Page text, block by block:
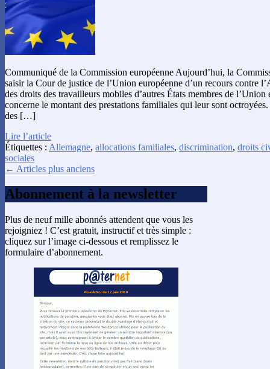
Communiqué de la Commission européenne Aujourd’hui, la
saisir la Cour de justice de l’Union européenne d’un recours contre
des droits des travailleurs mobiles d’autres États membres de l’Union
concerne le montant des prestations familiales qui leur sont
des […]
Lire l’article
Étiquettes : Allemagne, allocations familiales, discrimination, droits
sociales
← Articles plus anciens
Abonnement à la newsletter
Plus de neuf mille abonnés attendent que vous les
rejoigniez ! C’est gratuit, instructif et très simple :
cliquez sur l’image ci-dessous et remplissez le
formulaire d’abonnement.